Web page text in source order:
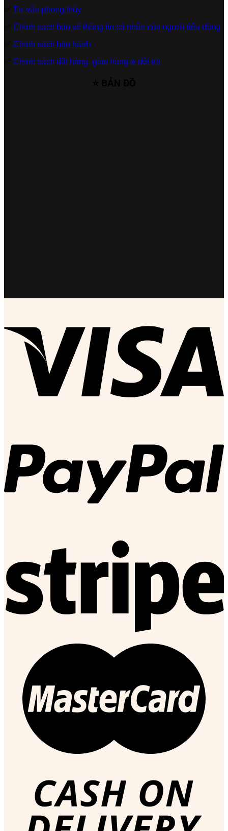
Tư vấn phong thủy
Chính sách bảo vệ thông tin cá nhân của người tiêu dùng
Chính sách bảo hành
Chính sách đặt hàng, giao hàng & đổi trả